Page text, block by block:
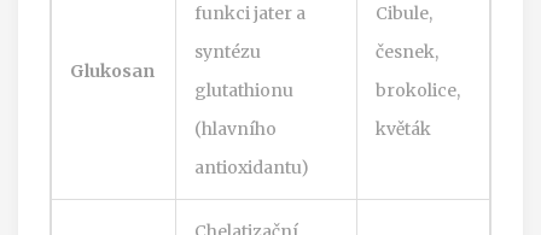
Glukosan
funkci jater a
syntézu
glutathionu
(hlavního
antioxidantu)
Cibule,
česnek,
brokolice,
květák